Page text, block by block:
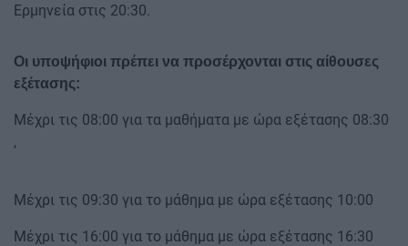
Ερμηνεία στις 20:30.
Οι υποψήφιοι πρέπει να προσέρχονται στις αίθουσες
εξέτασης:
Μέχρι τις 08:00 για τα μαθήματα με ώρα εξέτασης 08:30
,
Μέχρι τις 09:30 για το μάθημα με ώρα εξέτασης 10:00
Μέχρι τις 16:00 για το μάθημα με ώρα εξέτασης 16:30